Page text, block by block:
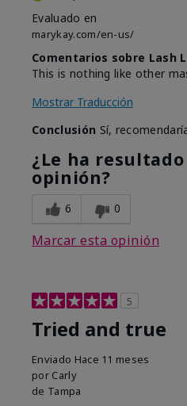
Evaluado en
marykay.com/en-us/
Comentarios sobre Lash
This is nothing like other
Mostrar Traducción
Conclusión Sí,
¿Le ha
opinión?
6 0
Marcar esta opinión
5
Tried and true
Enviado Hace 11 meses
por Carly
de Tampa